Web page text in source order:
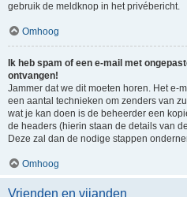
gebruik de meldknop in het privébericht.
Omhoog
Ik heb spam of een e-mail met
ontvangen!
Jammer dat we dit moeten horen. Het e-
een aantal technieken om zenders van
wat je kan doen is de beheerder een
de headers (hierin staan de details van
Deze zal dan de nodige stappen
Omhoog
Vrienden en vijanden